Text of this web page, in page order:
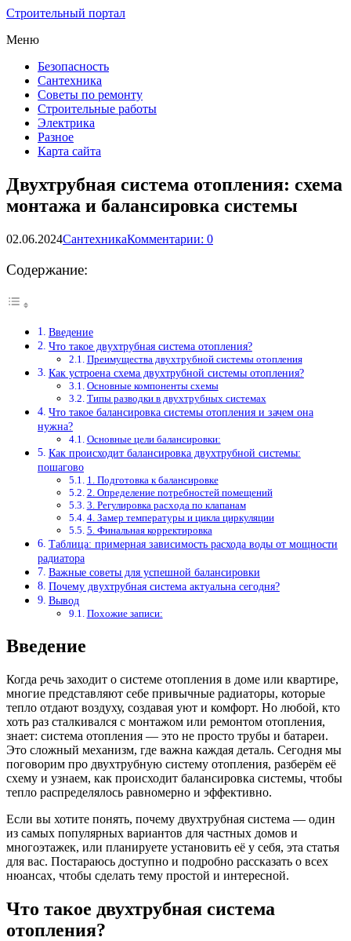
Строительный портал
Меню
Безопасность
Сантехника
Советы по ремонту
Строительные работы
Электрика
Разное
Карта сайта
Двухтрубная система отопления: схема
монтажа и балансировка системы
02.06.2024СантехникаКомментарии: 0
Содержание:
Введение
Что такое двухтрубная система отопления?
Преимущества двухтрубной системы отопления
Как устроена схема двухтрубной системы отопления?
Основные компоненты схемы
Типы разводки в двухтрубных системах
Что такое балансировка системы отопления и зачем она
нужна?
Основные цели балансировки:
Как происходит балансировка двухтрубной системы:
пошагово
1. Подготовка к балансировке
2. Определение потребностей помещений
3. Регулировка расхода по клапанам
4. Замер температуры и цикла циркуляции
5. Финальная корректировка
Таблица: примерная зависимость расхода воды от мощности
радиатора
Важные советы для успешной балансировки
Почему двухтрубная система актуальна сегодня?
Вывод
Похожие записи:
Введение
Когда речь заходит о системе отопления в доме или квартире,
многие представляют себе привычные радиаторы, которые
тепло отдают воздуху, создавая уют и комфорт. Но любой, кто
хоть раз сталкивался с монтажом или ремонтом отопления,
знает: система отопления — это не просто трубы и батареи.
Это сложный механизм, где важна каждая деталь. Сегодня мы
поговорим про двухтрубную систему отопления, разберём её
схему и узнаем, как происходит балансировка системы, чтобы
тепло распределялось равномерно и эффективно.
Если вы хотите понять, почему двухтрубная система — один
из самых популярных вариантов для частных домов и
многоэтажек, или планируете установить её у себя, эта статья
для вас. Постараюсь доступно и подробно рассказать о всех
нюансах, чтобы сделать тему простой и интересной.
Что такое двухтрубная система
отопления?